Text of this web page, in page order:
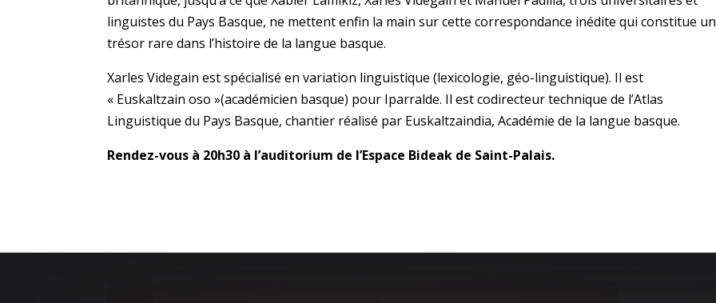
linguistes du Pays Basque, ne mettent enfin la main sur cette correspondance inédite qui constitue un
trésor rare dans l’histoire de la langue basque.
Xarles Videgain est spécialisé en variation linguistique (lexicologie, géo-linguistique). Il est
« Euskaltzain oso »(académicien basque) pour Iparralde. Il est codirecteur technique de l’Atlas
Linguistique du Pays Basque, chantier réalisé par Euskaltzaindia, Académie de la langue basque.
Rendez-vous à 20h30 à l’auditorium de l’Espace Bideak de Saint-Palais.